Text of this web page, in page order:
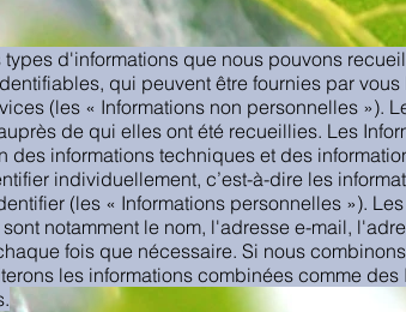
d'informations que nous pouvons
qui peuvent être fournies par
(les « Informations non personnelles »).
de qui elles ont été recueillies. Les
informations techniques et des
individuellement, c’est-à-dire les
(les « Informations personnelles »).
notamment le nom, l'adresse e-mail,
fois que nécessaire. Si nous
les informations combinées comme